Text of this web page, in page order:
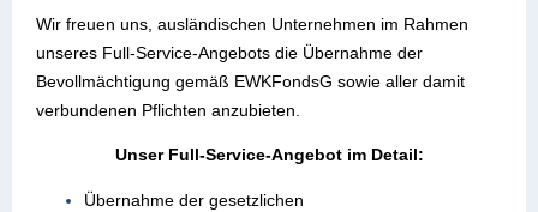
Wir freuen uns, ausländischen Unternehmen im Rahmen
unseres Full-Service-Angebots die Übernahme der
Bevollmächtigung gemäß EWKFondsG sowie aller damit
verbundenen Pflichten anzubieten.
Unser Full-Service-Angebot im Detail:
Übernahme der gesetzlichen